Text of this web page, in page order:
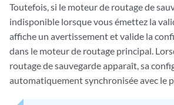
Toutefois, si le moteur de routage de
indisponible lorsque vous émettez la
affiche un avertissement et valide la
dans le moteur de routage principal.
routage de sauvegarde apparaît, sa
automatiquement synchronisée avec le